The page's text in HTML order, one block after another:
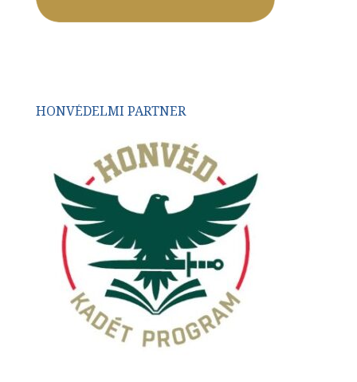
HONVÉDELMI PARTNER